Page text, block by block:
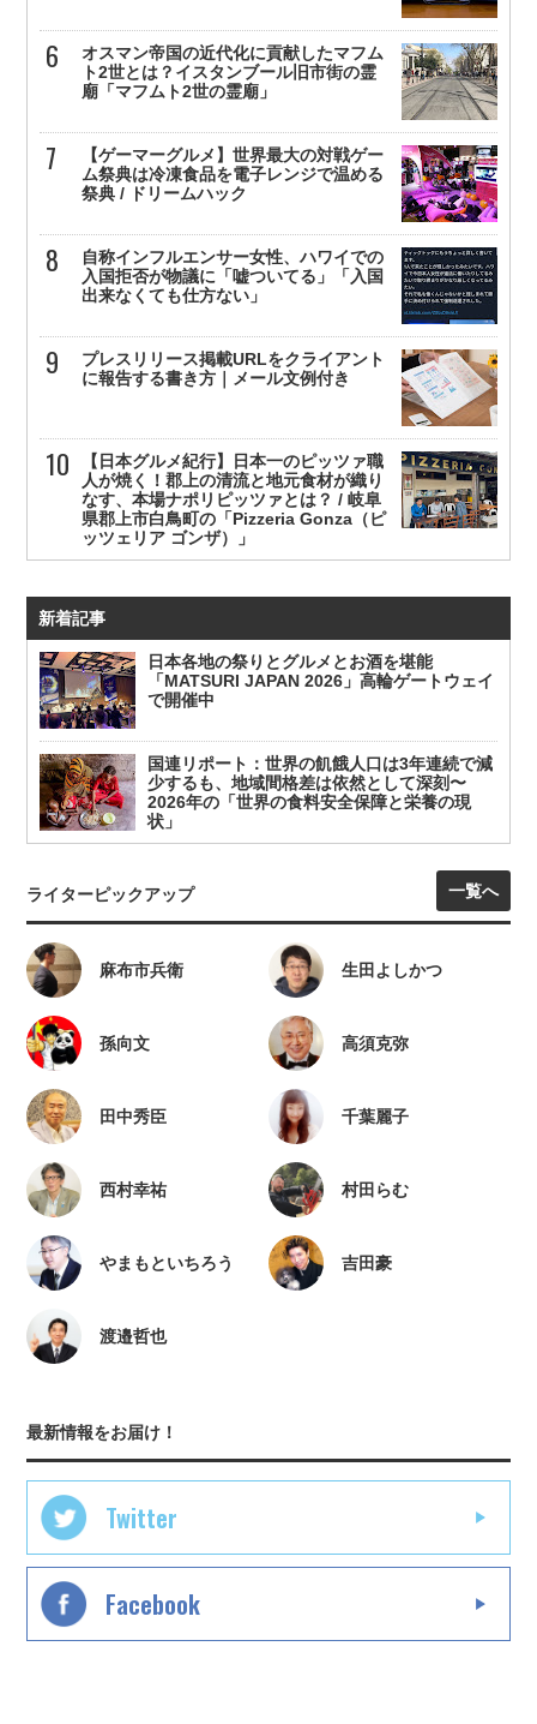
オスマン帝国の近代化に貢献したマフム
ト2世とは？イスタンブール旧市街の霊
廟「マフムト2世の霊廟」
【ゲーマーグルメ】世界最大の対戦ゲー
ム祭典は冷凍食品を電子レンジで温める
祭典 / ドリームハック
自称インフルエンサー女性、ハワイでの
入国拒否が物議に「嘘ついてる」「入国
出来なくても仕方ない」
プレスリリース掲載URLをクライアント
に報告する書き方｜メール文例付き
【日本グルメ紀行】日本一のピッツァ職
人が焼く！郡上の清流と地元食材が織り
なす、本場ナポリピッツァとは？ / 岐阜
県郡上市白鳥町の「Pizzeria Gonza（ピ
ッツェリア ゴンザ）」
新着記事
日本各地の祭りとグルメとお酒を堪能
「MATSURI JAPAN 2026」高輪ゲートウェイ
で開催中
国連リポート：世界の飢餓人口は3年連続で減
少するも、地域間格差は依然として深刻〜
2026年の「世界の食料安全保障と栄養の現
状」
ライターピックアップ 一覧へ
麻布市兵衛 生田よしかつ
孫向文 高須克弥
田中秀臣 千葉麗子
西村幸祐 村田らむ
やまもといちろう 吉田豪
渡邉哲也
最新情報をお届け！
Twitter
Facebook